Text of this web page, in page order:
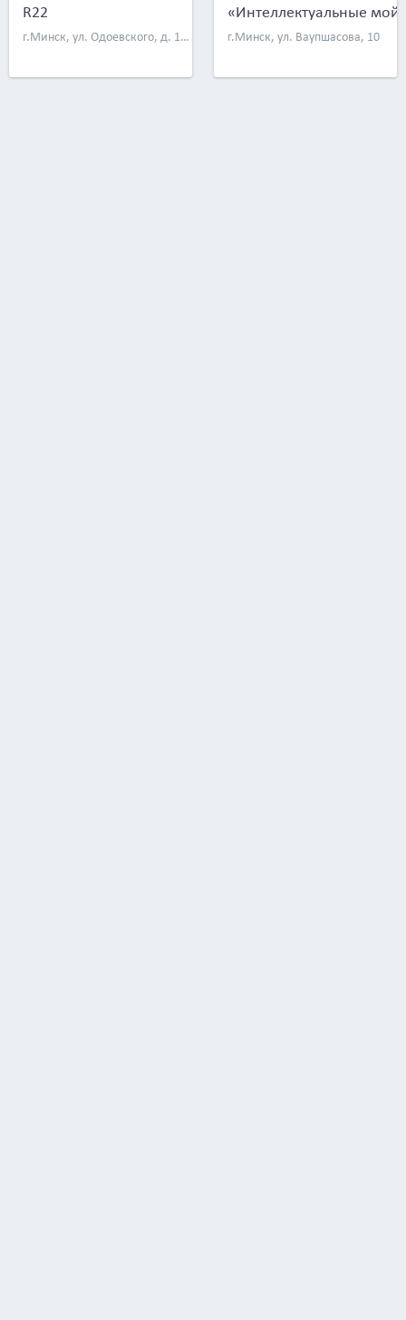
R22
г.Минск, ул. Одоевского, д. 113
«Интеллектуальные
г.Минск, ул. Ваупшасова, 10